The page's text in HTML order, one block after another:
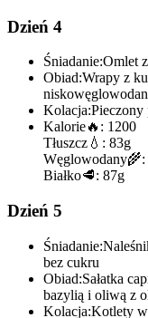
Dzień 4
Śniadanie:Omlet
Obiad:Wrapy z
Kolacja:Pieczony
Kalorie🔥: 1200
Tłuszcz 💧: 83g
Węglowodany🌾:
Białko🥩: 87g
Dzień 5
Śniadanie:
bez cukru
Obiad:Sałatka
bazylią i oliwą z
Kolacja:Kotlety